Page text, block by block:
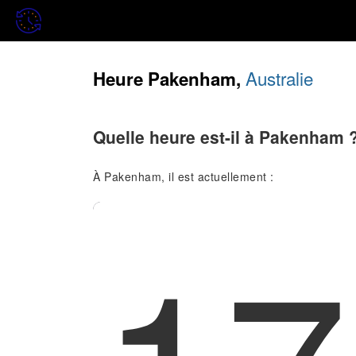
Heure Pakenham, Australie
Quelle heure est-il à Pakenham
À Pakenham, il est actuellement :